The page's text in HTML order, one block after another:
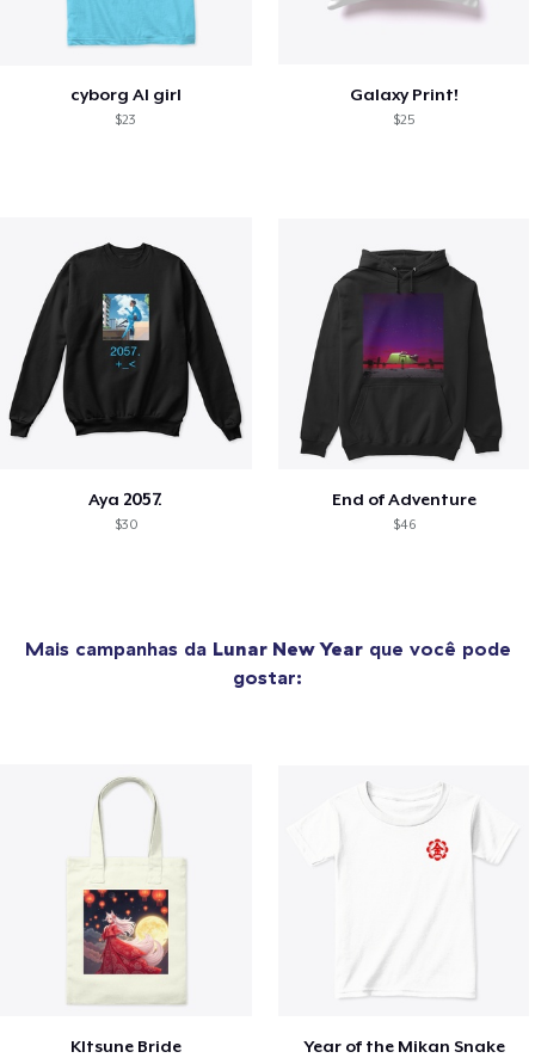
cyborg AI girl
$23
Galaxy Print!
$25
Aya 2057.
$30
End of Adventure
$46
Mais campanhas da Lunar New Yearque você pode
gostar:
KItsune Bride Year of the Mikan Snake